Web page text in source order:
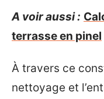
A voir aussi :
terrasse en pinel
À travers ce
nettoyage et